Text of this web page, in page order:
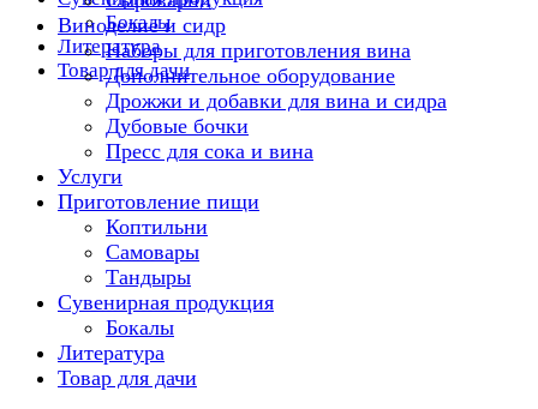
Бокалы
Литература
Товар для дачи
Виноделие и сидр
Наборы для приготовления вина
Дополнительное оборудование
Дрожжи и добавки для вина и сидра
Дубовые бочки
Пресс для сока и вина
Услуги
Приготовление пищи
Коптильни
Самовары
Тандыры
Сувенирная продукция
Бокалы
Литература
Товар для дачи